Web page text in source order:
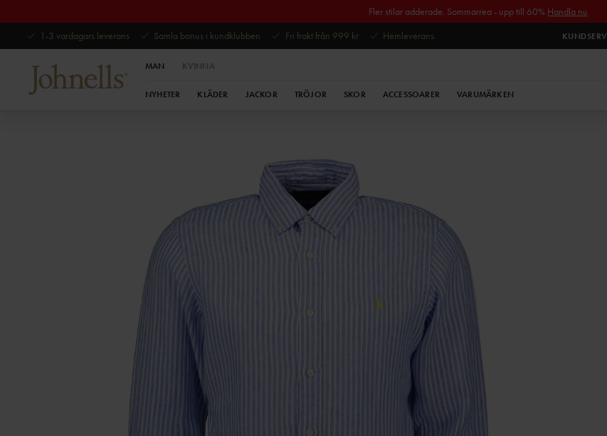
Fler stilar adderade. Sommarrea - upp till 60% Handla nu
1-3 vardagars leverans
Samla bonus i kundklubben Fri frakt från 999 kr Hemleverans
MAN KVINNA
NYHETER KLÄDER JACKOR TRÖJOR SKOR ACCESSOARER VARUMÄRKEN